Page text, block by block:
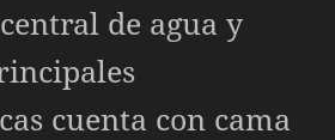
de agua y
cuenta con cama